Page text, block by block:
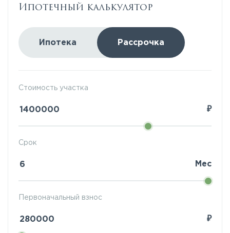
Ипотечный калькулятор
Ипотека Рассрочка
Стоимость участка
₽
Первоначальный взнос
₽
Срок
Мес